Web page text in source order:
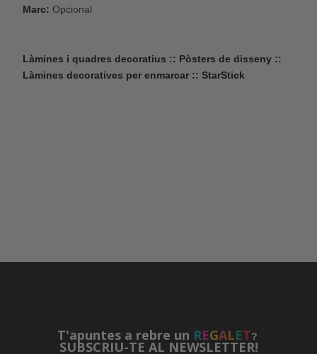
Marc: Opcional
Làmines i quadres decoratius :: Pòsters de disseny ::
Làmines decoratives per enmarcar :: StarStick
T'apuntes a rebre un REGALET?
SUBSCRIU-TE AL NEWSLETTER!